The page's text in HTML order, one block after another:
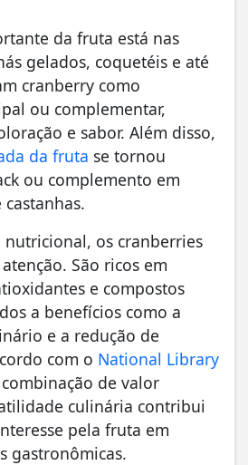
da fruta está nas
gelados, coquetéis e até
cranberry como
ou complementar,
e sabor. Além disso,
da fruta se tornou
ou complemento em
os cranberries
São ricos em
e compostos
a benefícios como a
e a redução de
com o National Library
combinação de valor
culinária contribui
pela fruta em
gastronômicas.